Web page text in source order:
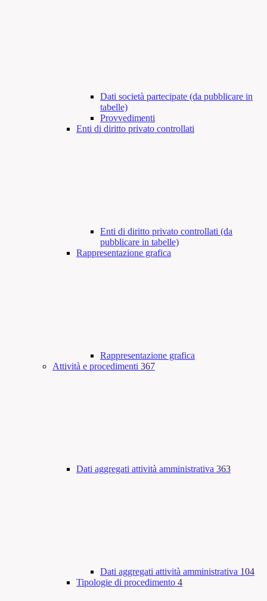
Dati società partecipate (da pubblicare in
tabelle)
Provvedimenti
Enti di diritto privato controllati
Enti di diritto privato controllati (da
pubblicare in tabelle)
Rappresentazione grafica
Rappresentazione grafica
Attività e procedimenti 367
Dati aggregati attività amministrativa 363
Dati aggregati attività amministrativa 104
Tipologie di procedimento 4